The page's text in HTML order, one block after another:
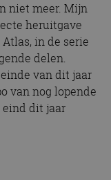
niet meer. Mijn
heruitgave
in de serie
delen.
van dit jaar
van nog lopende
eind dit jaar